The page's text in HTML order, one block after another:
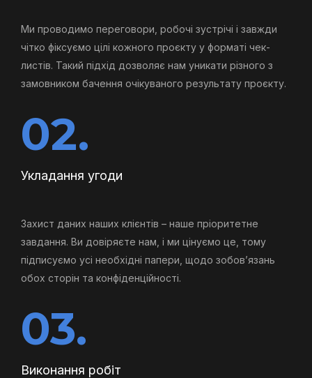
Ми проводимо переговори, робочі зустрічі і завжди
чітко фіксуємо цілі кожного проєкту у форматі чек-
листів. Такий підхід дозволяє нам уникати різного з
замовником бачення очікуваного результату проєкту.
02.
Укладання угоди
Захист даних наших клієнтів – наше пріоритетне
завдання. Ви довіряєте нам, і ми цінуємо це, тому
підписуємо усі необхідні папери, щодо зобов’язань
обох сторін та конфіденційності.
03.
Виконання робіт